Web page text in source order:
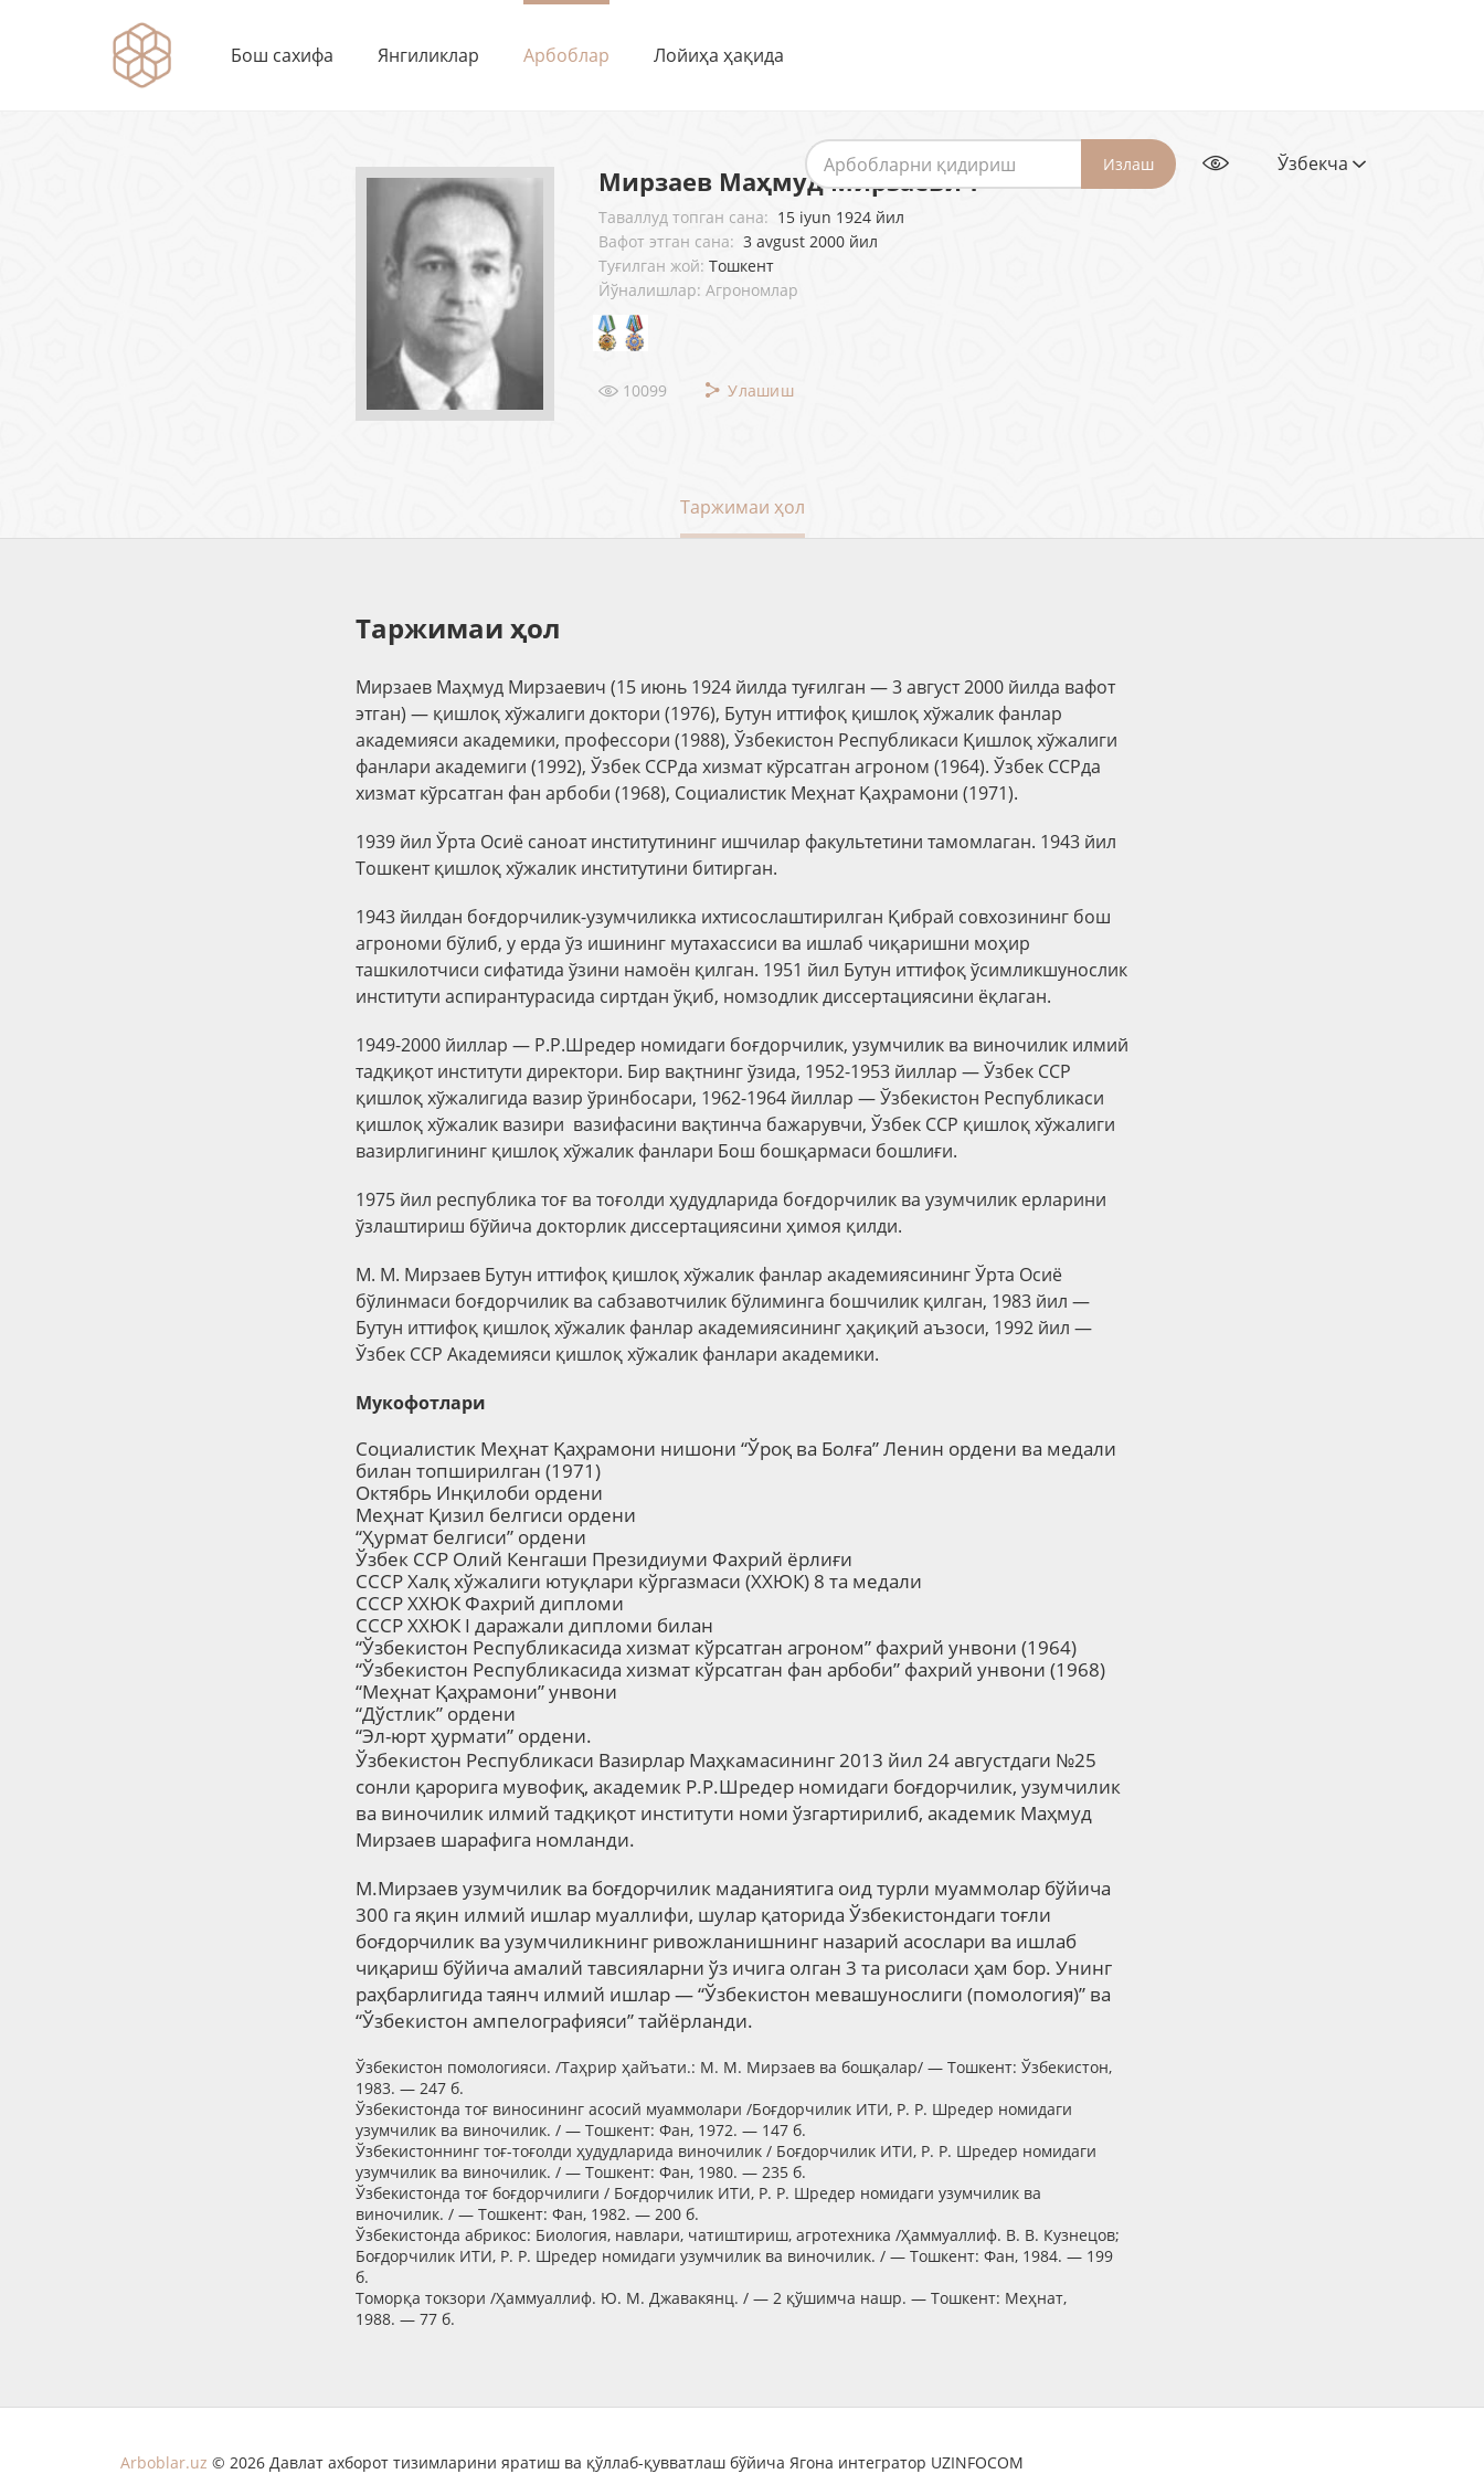
Бош сахифа Янгиликлар Арбоблар Лойиҳа ҳақида
Излаш Ўзбекча
Мирзаев Маҳмуд Мирзаевич
Таваллуд топган сана: 15 iyun 1924 йил
Вафот этган сана: 3 avgust 2000 йил
Туғилган жой: Тошкент
Йўналишлар: Агрономлар
10099 Улашиш
Таржимаи ҳол
Таржимаи ҳол
Мирзаев Маҳмуд Мирзаевич (15 июнь 1924 йилда туғилган — 3 август 2000 йилда вафот
этган) — қишлоқ хўжалиги доктори (1976), Бутун иттифоқ қишлоқ хўжалик фанлар
академияси академики, профессори (1988), Ўзбекистон Республикаси Қишлоқ хўжалиги
фанлари академиги (1992), Ўзбек ССРда хизмат кўрсатган агроном (1964). Ўзбек ССРда
хизмат кўрсатган фан арбоби (1968), Социалистик Меҳнат Қаҳрамони (1971).
1939 йил Ўрта Осиё саноат институтининг ишчилар факультетини тамомлаган. 1943 йил
Тошкент қишлоқ хўжалик институтини битирган.
1943 йилдан боғдорчилик-узумчиликка ихтисослаштирилган Қибрай совхозининг бош
агрономи бўлиб, у ерда ўз ишининг мутахассиси ва ишлаб чиқаришни моҳир
ташкилотчиси сифатида ўзини намоён қилган. 1951 йил Бутун иттифоқ ўсимликшунослик
институти аспирантурасида сиртдан ўқиб, номзодлик диссертациясини ёқлаган.
1949-2000 йиллар — Р.Р.Шредер номидаги боғдорчилик, узумчилик ва виночилик илмий
тадқиқот институти директори. Бир вақтнинг ўзида, 1952-1953 йиллар — Ўзбек ССР
қишлоқ хўжалигида вазир ўринбосари, 1962-1964 йиллар — Ўзбекистон Республикаси
қишлоқ хўжалик вазири вазифасини вақтинча бажарувчи, Ўзбек ССР қишлоқ хўжалиги
вазирлигининг қишлоқ хўжалик фанлари Бош бошқармаси бошлиғи.
1975 йил республика тоғ ва тоғолди ҳудудларида боғдорчилик ва узумчилик ерларини
ўзлаштириш бўйича докторлик диссертациясини ҳимоя қилди.
М. М. Мирзаев Бутун иттифоқ қишлоқ хўжалик фанлар академиясининг Ўрта Осиё
бўлинмаси боғдорчилик ва сабзавотчилик бўлиминга бошчилик қилган, 1983 йил —
Бутун иттифоқ қишлоқ хўжалик фанлар академиясининг ҳақиқий аъзоси, 1992 йил —
Ўзбек ССР Академияси қишлоқ хўжалик фанлари академики.
Мукофотлари
Социалистик Меҳнат Қаҳрамони нишони “Ўроқ ва Болға”Ленин ордени ва медали
билан топширилган (1971)
Октябрь Инқилоби ордени
Меҳнат Қизил белгиси ордени
“Ҳурмат белгиси” ордени
Ўзбек ССР Олий Кенгаши Президиуми Фахрий ёрлиғи
СССР Халқ хўжалиги ютуқлари кўргазмаси (ХХЮК) 8 та медали
СССР ХХЮК Фахрий дипломи
СССР ХХЮК I даражали дипломи билан
“Ўзбекистон Республикасида хизмат кўрсатган агроном” фахрий унвони (1964)
“Ўзбекистон Республикасида хизмат кўрсатган фан арбоби” фахрий унвони (1968)
“Меҳнат Қаҳрамони”унвони
“Дўстлик” ордени
“Эл-юрт ҳурмати” ордени.
Ўзбекистон Республикаси Вазирлар Маҳкамасининг 2013 йил 24 августдаги №25
сонли қарорига мувофиқ, академик Р.Р.Шредер номидаги боғдорчилик, узумчилик
ва виночилик илмий тадқиқот институти номи ўзгартирилиб, академик Маҳмуд
Мирзаев шарафига номланди.
М.Мирзаев узумчилик ва боғдорчилик маданиятига оид турли муаммолар бўйича
300 га яқин илмий ишлар муаллифи, шулар қаторида Ўзбекистондаги тоғли
боғдорчилик ва узумчиликнинг ривожланишнинг назарий асослари ва ишлаб
чиқариш бўйича амалий тавсияларни ўз ичига олган 3 та рисоласи ҳам бор. Унинг
раҳбарлигида таянч илмий ишлар — “Ўзбекистон мевашунослиги (помология)” ва
“Ўзбекистон ампелографияси” тайёрланди.
Ўзбекистон помологияси. /Таҳрир ҳайъати.: М. М. Мирзаев ва бошқалар/ — Тошкент: Ўзбекистон,
1983. — 247 б.
Ўзбекистонда тоғ виносининг асосий муаммолари /Боғдорчилик ИТИ, Р. Р. Шредер номидаги
узумчилик ва виночилик. / — Тошкент: Фан, 1972. — 147 б.
Ўзбекистоннинг тоғ-тоғолди ҳудудларида виночилик / Боғдорчилик ИТИ, Р. Р. Шредер номидаги
узумчилик ва виночилик. / — Тошкент: Фан, 1980. — 235 б.
Ўзбекистонда тоғ боғдорчилиги / Боғдорчилик ИТИ, Р. Р. Шредер номидаги узумчилик ва
виночилик. / — Тошкент: Фан, 1982. — 200 б.
Ўзбекистонда абрикос: Биология, навлари, чатиштириш, агротехника /Ҳаммуаллиф. В. В. Кузнецов;
Боғдорчилик ИТИ, Р. Р. Шредер номидаги узумчилик ва виночилик. / — Тошкент: Фан, 1984. — 199
б.
Томорқа токзори /Ҳаммуаллиф. Ю. М. Джавакянц. / — 2 қўшимча нашр. — Тошкент: Меҳнат,
1988. — 77 б.
Arboblar.uz © 2026 Давлат ахборот тизимларини яратиш ва қўллаб-қувватлаш бўйича Ягона интегратор UZINFOCOM